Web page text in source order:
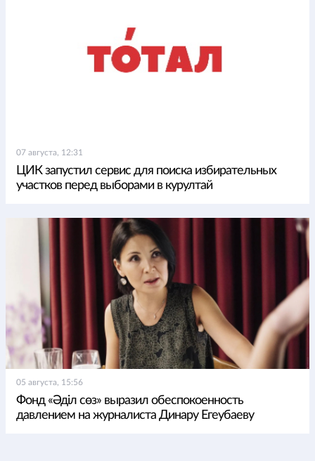
07 августа, 12:31
ЦИК запустил сервис для поиска избирательных
участков перед выборами в курултай
05 августа, 15:56
Фонд «Әділ сөз» выразил обеспокоенность
давлением на журналиста Динару Егеубаеву